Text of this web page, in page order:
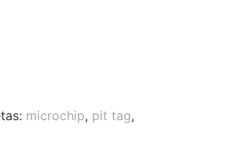
microchip, pit tag,